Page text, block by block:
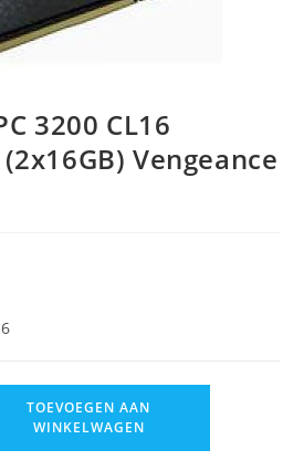
3200 CL16
(2x16GB) Vengeance
TOEVOEGEN AAN
WINKELWAGEN